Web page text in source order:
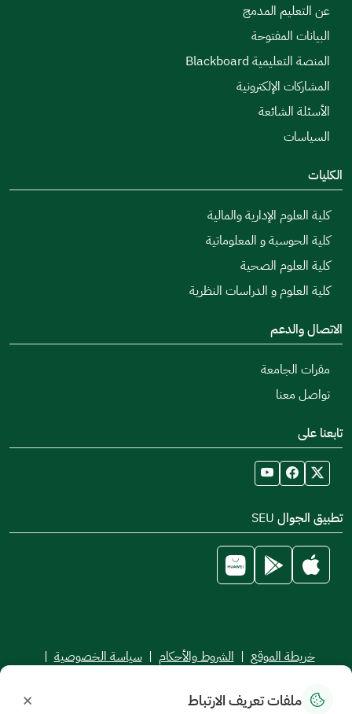
عن التعليم المدمج
البيانات المفتوحة
المنصة التعليمية Blackboard
المشاركات الإلكترونية
الأسئلة الشائعة
السياسات
الكليات
كلية العلوم الإدارية والمالية
كلية الحوسبة و المعلوماتية
كلية العلوم الصحية
كلية العلوم و الدراسات النظرية
الاتصال والدعم
مقرات الجامعة
تواصل معنا
تابعنا على
تطبيق الجوال SEU
خريطة الموقع | الشروط والأحكام | سياسة الخصوصية |
جميع الحقوق محفوظة للجامعة السعودية الإلكترونية © 2026
ملفات تعريف الارتباط ×